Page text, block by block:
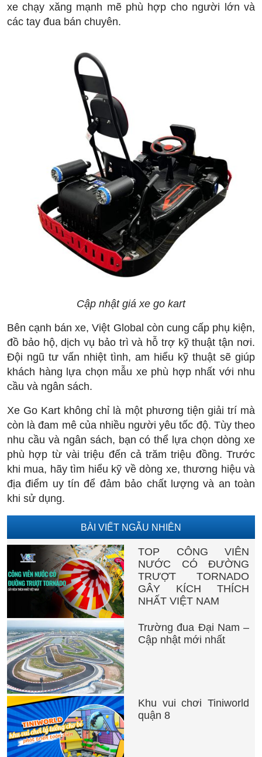
xe chạy xăng mạnh mẽ phù hợp cho người lớn và
các tay đua bán chuyên.
Cập nhật giá xe go kart
Bên cạnh bán xe, Việt Global còn cung cấp phụ kiện,
đồ bảo hộ, dịch vụ bảo trì và hỗ trợ kỹ thuật tận nơi.
Đội ngũ tư vấn nhiệt tình, am hiểu kỹ thuật sẽ giúp
khách hàng lựa chọn mẫu xe phù hợp nhất với nhu
cầu và ngân sách.
Xe Go Kart không chỉ là một phương tiện giải trí mà
còn là đam mê của nhiều người yêu tốc độ. Tùy theo
nhu cầu và ngân sách, bạn có thể lựa chọn dòng xe
phù hợp từ vài triệu đến cả trăm triệu đồng. Trước
khi mua, hãy tìm hiểu kỹ về dòng xe, thương hiệu và
địa điểm uy tín để đảm bảo chất lượng và an toàn
khi sử dụng.
BÀI VIẾT NGẪU NHIÊN
TOP CÔNG VIÊN
NƯỚC CÓ ĐƯỜNG
TRƯỢT TORNADO
GÂY KÍCH THÍCH
NHẤT VIỆT NAM
Trường đua Đại Nam –
Cập nhật mới nhất
Khu vui chơi Tiniworld
quận 8